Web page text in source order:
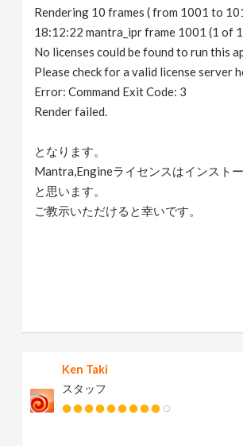
Rendering 10 frames ( from 1001 to
18:12:22 mantra_ipr frame 1001 (1 of
No licenses could be found to run this
Please check for a valid license server
Error: Command Exit Code: 3
Render failed.
となります。
Mantra,Engineライセンスはインスト
と思います。
ご教示いただけると幸いです。
Ken Taki
スタッフ